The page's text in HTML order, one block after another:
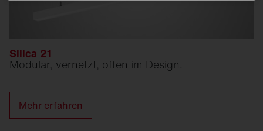
Silica 21
Modular, vernetzt, offen im Design.
Mehr erfahren